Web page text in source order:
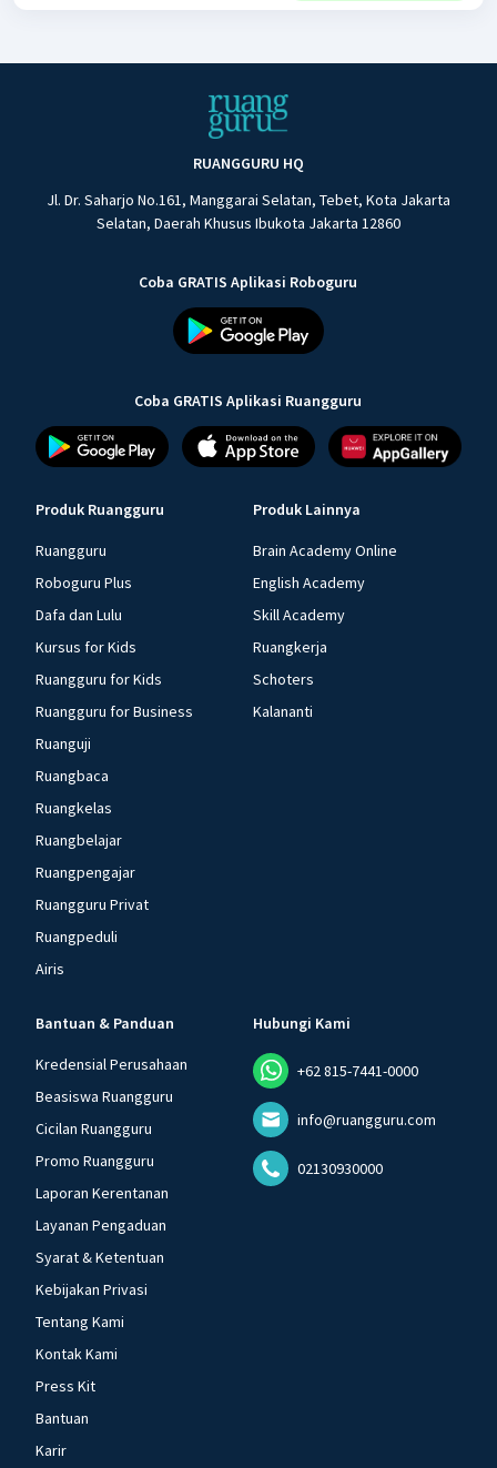
RUANGGURU HQ
Jl. Dr. Saharjo No.161, Manggarai Selatan, Tebet, Kota Jakarta
Selatan, Daerah Khusus Ibukota Jakarta 12860
Coba GRATIS Aplikasi Roboguru
Coba GRATIS Aplikasi Ruangguru
Produk Ruangguru
Ruangguru
Roboguru Plus
Dafa dan Lulu
Kursus for Kids
Ruangguru for Kids
Ruangguru for Business
Ruanguji
Ruangbaca
Ruangkelas
Ruangbelajar
Ruangpengajar
Ruangguru Privat
Ruangpeduli
Airis
Produk Lainnya
Brain Academy Online
English Academy
Skill Academy
Ruangkerja
Schoters
Kalananti
Bantuan & Panduan
Kredensial Perusahaan
Beasiswa Ruangguru
Cicilan Ruangguru
Promo Ruangguru
Laporan Kerentanan
Layanan Pengaduan
Syarat & Ketentuan
Kebijakan Privasi
Tentang Kami
Kontak Kami
Press Kit
Bantuan
Karir
Hubungi Kami
+62 815-7441-0000
info@ruangguru.com
02130930000